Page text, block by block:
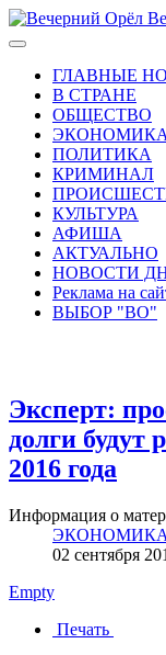
ГЛАВНЫЕ
В СТРАНЕ
ОБЩЕСТВО
ЭКОНОМИКА
ПОЛИТИКА
КРИМИНАЛ
КУЛЬТУРА
АФИША
АКТУАЛЬНО
НОВОСТИ
Реклама на
ВЫБОР "ВО"
Эксперт:
долги будут
2016 года
Информация о
ЭКОНОМИКА
02 сентября
Empty
Печать